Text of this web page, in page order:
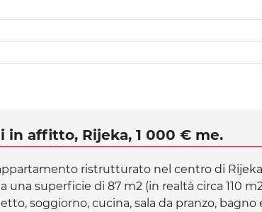
in affitto, Rijeka, 1 000 € me.
ristrutturato nel centro di
superficie di 87 m2 (in realtà circa 110
soggiorno, cucina, sala da pranzo, bagno